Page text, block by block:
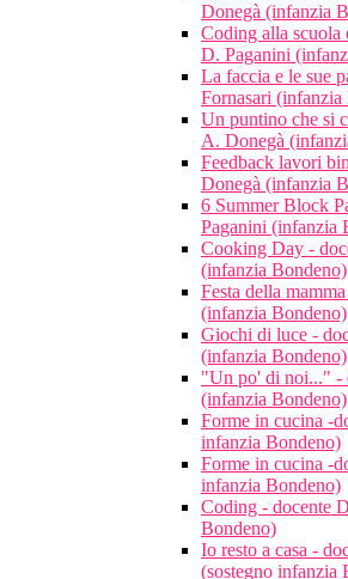
Donegà (infanzia
Coding alla scuola
D. Paganini
La faccia e le sue
Fornasari (infanzia
Un puntino che si
A. Donegà
Feedback lavori
Donegà (infanzia
6 Summer Block
Paganini (infanzia
Cooking Day -
(infanzia Bondeno)
Festa della
(infanzia Bondeno)
Giochi di luce -
(infanzia Bondeno)
"Un po' di noi..." -
(infanzia Bondeno)
Forme in cucina -
infanzia Bondeno)
Forme in cucina -
infanzia Bondeno)
Coding - docente
Bondeno)
Io resto a casa -
(sostegno infanzia